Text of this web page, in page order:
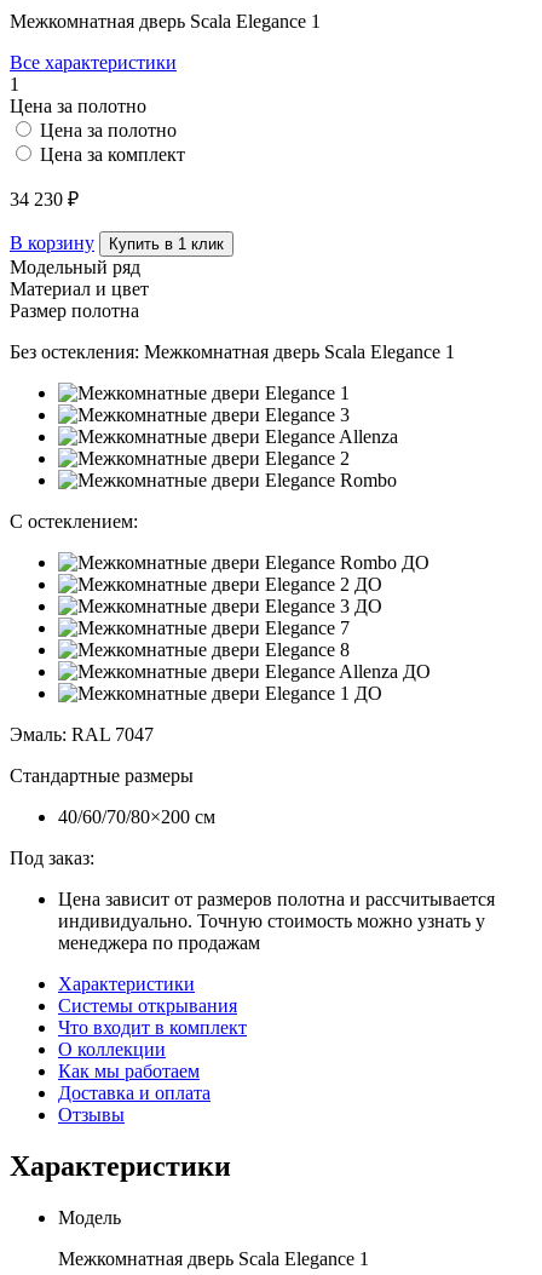
Межкомнатная дверь Scala Elegance 1
Все характеристики
1
Цена за полотно
Цена за полотно
Цена за комплект
34 230 ₽
В корзину Купить в 1 клик
Модельный ряд
Материал и цвет
Размер полотна
Без остекления: Межкомнатная дверь Scala Elegance 1
С остеклением:
Эмаль: RAL 7047
Стандартные размеры
40/60/70/80×200 см
Под заказ:
Цена зависит от размеров полотна и рассчитывается
индивидуально. Точную стоимость можно узнать у
менеджера по продажам
Характеристики
Системы открывания
Что входит в комплект
О коллекции
Как мы работаем
Доставка и оплата
Отзывы
Характеристики
Модель
Межкомнатная дверь Scala Elegance 1